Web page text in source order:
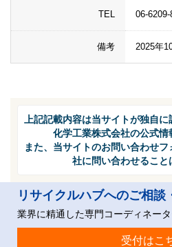
TEL 06-6209-
備考 2025年
上記記載内容は当サイトが独自
化学工業株式会社の公式情
また、当サイトのお問い合わせ
社に問い合わせること
リサイクルハブへのご相談
業界に精通した専門コーディネー
受付はこ